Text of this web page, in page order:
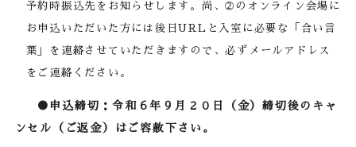
予約時振込先をお知らせします。 尚、➁のオンライン会場に
お申込いただいた方には後日 URL と入室に必要な「合い 言
葉」を連絡させていただきますので、必ずメールアドレス
をご連絡ください。
● 申込締切：令和６年９月２０日（金）締切後のキャ
ンセル（ご返金）はご容赦下さい。